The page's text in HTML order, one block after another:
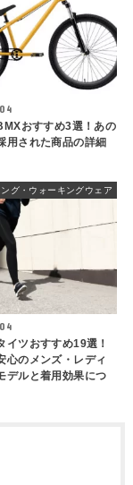
おすすめ3選！あの
用された商品の詳細
グ・ウォーキングウェア
イツおすすめ19選！
心のメンズ・レディ
デルと着用効果につ